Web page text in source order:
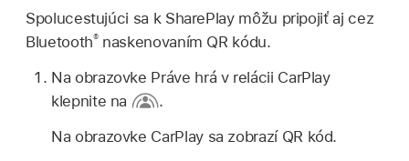
Spolucestujúci sa k SharePlay môžu pripojiť aj cez
Bluetooth®naskenovaním QR kódu.
Na obrazovke Práve hrá v relácii CarPlay
klepnite na
.
Na obrazovke CarPlay sa zobrazí QR kód.